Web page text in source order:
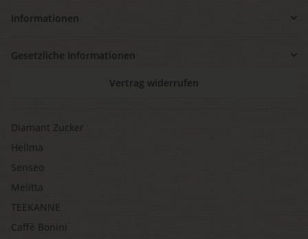
Informationen
Gesetzliche Informationen
Vertrag widerrufen
Diamant Zucker
Hellma
Senseo
Melitta
TEEKANNE
Caffè Bonini